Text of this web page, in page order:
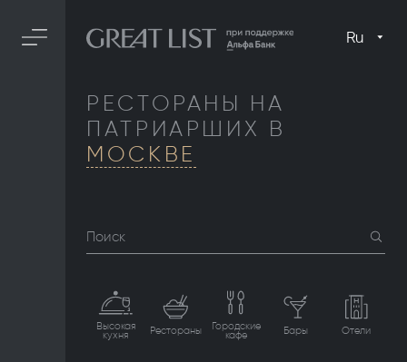
Ru
РЕСТОРАНЫ НА
ПАТРИАРШИХ В
МОСКВЕ
Поиск
Высокая
кухня Рестораны Городские
кафе Бары Отели